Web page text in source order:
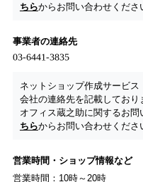
ちらからお問い合わせくださ
事業者の連絡先
ネットショップ作成サービ
会社の連絡先を記載しており
オフィス蔵之助に関するお問
ちらからお問い合わせくださ
営業時間・ショップ情報など
営業時間：10時～20時